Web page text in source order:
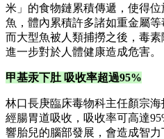
米」的食物鏈累積傳遞，使得
魚，體內累積許多諸如重金屬等
而大型魚被人類捕撈之後，毒素
進一步對於人體健康造成危害。
甲基汞下肚 吸收率超過95%
林口長庚臨床毒物科主任顏宗海
經腸胃道吸收，吸收率可高達
響胎兒的腦部發展，會造成智